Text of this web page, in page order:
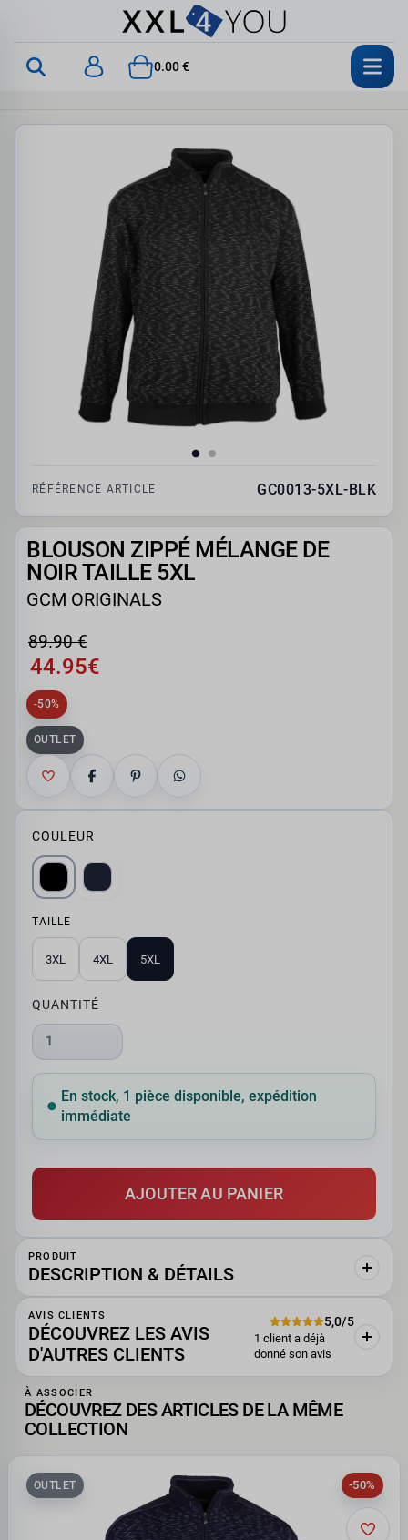
0.00 €
RÉFÉRENCE ARTICLE GC0013-5XL-BLK
BLOUSON ZIPPÉ MÉLANGE DE
NOIR TAILLE 5XL
GCM ORIGINALS
89.90 €
44.95€
-50%
OUTLET
COULEUR
TAILLE
3XL 4XL 5XL
QUANTITÉ
1
En stock, 1 pièce disponible, expédition
immédiate
AJOUTER AU PANIER
PRODUIT
DESCRIPTION & DÉTAILS
AVIS CLIENTS
DÉCOUVREZ LES AVIS
D'AUTRES CLIENTS
5,0/5
1 client a déjà
donné son avis
À ASSOCIER
DÉCOUVREZ DES ARTICLES DE LA MÊME
COLLECTION
-50%
OUTLET